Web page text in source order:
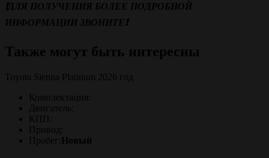
❗️ДЛЯ ПОЛУЧЕНИЯ БОЛЕЕ ПОДРОБНОЙ
ИНФОРМАЦИИ ЗВОНИТЕ❗️
Также могут быть интересны
Toyota Sienna Platinum 2026 год
Комплектация:
Двигатель:
КПП:
Привод:
Пробег:
Новый